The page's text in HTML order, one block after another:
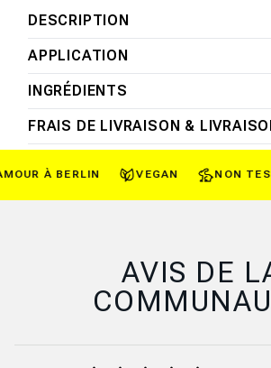
DESCRIPTION
APPLICATION
INGRÉDIENTS
FRAIS DE LIVRAISON &
À BERLIN VEGAN NON
AVIS DE